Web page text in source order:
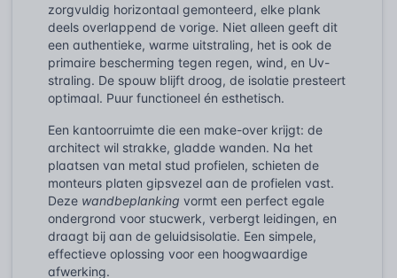
zorgvuldig horizontaal gemonteerd, elke plank
deels overlappend de vorige. Niet alleen geeft dit
een authentieke, warme uitstraling, het is ook de
primaire bescherming tegen regen, wind, en Uv-
straling. De spouw blijft droog, de isolatie presteert
optimaal. Puur functioneel én esthetisch.
Een kantoorruimte die een make-over krijgt: de
architect wil strakke, gladde wanden. Na het
plaatsen van metal stud profielen, schieten de
monteurs platen gipsvezel aan de profielen vast.
Deze wandbeplanking vormt een perfect egale
ondergrond voor stucwerk, verbergt leidingen, en
draagt bij aan de geluidsisolatie. Een simpele,
effectieve oplossing voor een hoogwaardige
afwerking.